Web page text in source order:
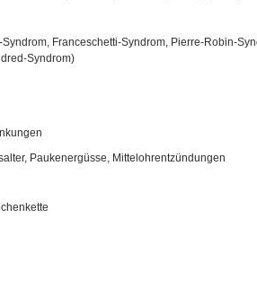
Franceschetti-Syndrom, Pierre-Robin-
Syndrom)
Paukenergüsse, Mittelohrentzündungen